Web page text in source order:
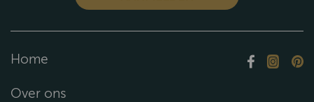
Home
Over ons